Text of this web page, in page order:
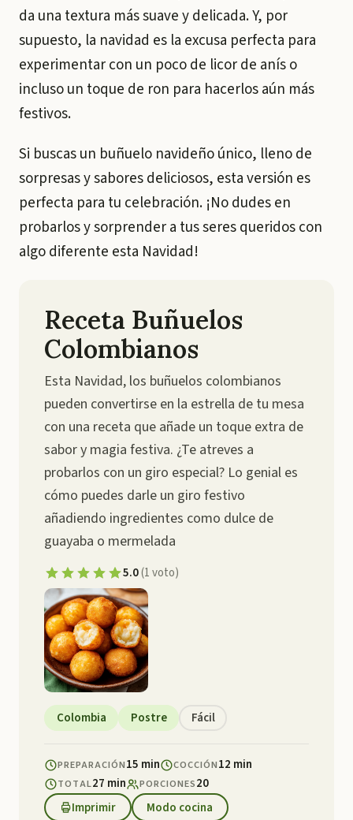
da una textura más suave y delicada. Y, por
supuesto, la navidad es la excusa perfecta para
experimentar con un poco de licor de anís o
incluso un toque de ron para hacerlos aún más
festivos.
Si buscas un buñuelo navideño único, lleno de
sorpresas y sabores deliciosos, esta versión es
perfecta para tu celebración. ¡No dudes en
probarlos y sorprender a tus seres queridos con
algo diferente esta Navidad!
Receta Buñuelos
Colombianos
Esta Navidad, los buñuelos colombianos
pueden convertirse en la estrella de tu mesa
con una receta que añade un toque extra de
sabor y magia festiva. ¿Te atreves a
probarlos con un giro especial? Lo genial es
cómo puedes darle un giro festivo
añadiendo ingredientes como dulce de
guayaba o mermelada
5.0(1voto)
Colombia Postre Fácil
PREPARACIÓN15 min COCCIÓN12 min
TOTAL27 min PORCIONES20
Imprimir
Modo cocina